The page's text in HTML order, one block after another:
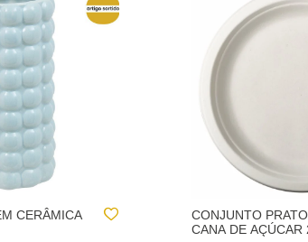
EM
26CM
PRATO PARA BOLO
BRANCO 28X9CM